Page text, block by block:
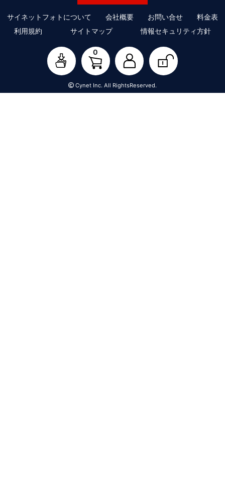
サイネットフォトについて 会社概要 お問い合せ
料金表
利用規約
サイトマップ 情報セキュリティ方針
0
Cynet Inc. All RightsReserved.